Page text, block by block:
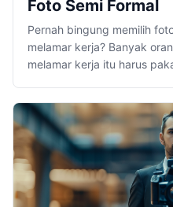
Foto Semi Formal
Pernah bingung memilih
melamar kerja? Banyak
melamar kerja itu harus